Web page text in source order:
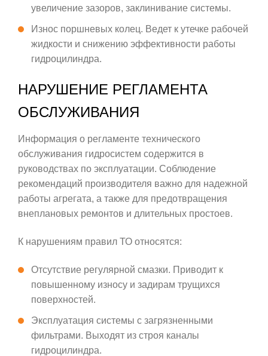
увеличение зазоров, заклинивание системы.
Износ поршневых колец. Ведет к утечке рабочей
жидкости и снижению эффективности работы
гидроцилиндра.
НАРУШЕНИЕ РЕГЛАМЕНТА
ОБСЛУЖИВАНИЯ
Информация о регламенте технического
обслуживания гидросистем содержится в
руководствах по эксплуатации. Соблюдение
рекомендаций производителя важно для надежной
работы агрегата, а также для предотвращения
внеплановых ремонтов и длительных простоев.
К нарушениям правил ТО относятся:
Отсутствие регулярной смазки. Приводит к
повышенному износу и задирам трущихся
поверхностей.
Эксплуатация системы с загрязненными
фильтрами. Выходят из строя каналы
гидроцилиндра.